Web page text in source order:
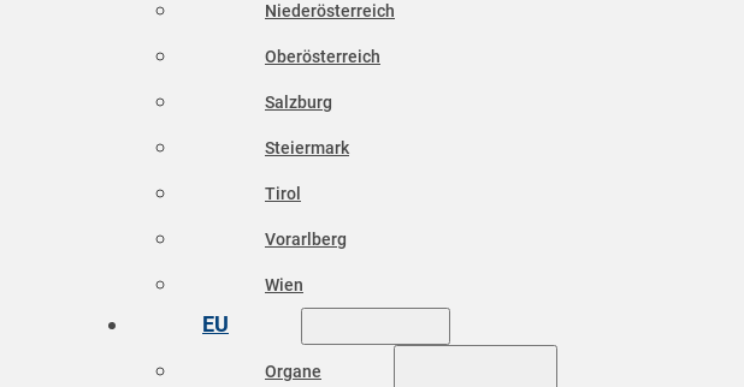
Niederösterreich
Oberösterreich
Salzburg
Steiermark
Tirol
Vorarlberg
Wien
EU
Organe